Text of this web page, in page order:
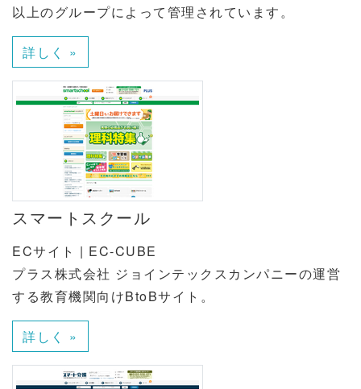
以上のグループによって管理されています。
詳しく »
スマートスクール
ECサイト | EC-CUBE
プラス株式会社 ジョインテックスカンパニーの運営
する教育機関向けBtoBサイト。
詳しく »